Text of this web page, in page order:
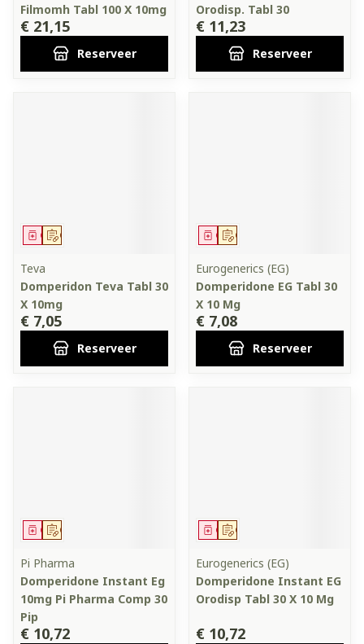
Filmomh Tabl 100 X 10mg
€ 21,15
Reserveer
Orodisp. Tabl 30
€ 11,23
Reserveer
Op voorschrift
Geneesmiddel
Teva
Domperidon Teva Tabl 30
X 10mg
€ 7,05
Reserveer
Op voorschrift
Geneesmiddel
Eurogenerics (EG)
Domperidone EG Tabl 30
X 10 Mg
€ 7,08
Reserveer
Op voorschrift
Geneesmiddel
Pi Pharma
Domperidone Instant Eg
10mg Pi Pharma Comp 30
Pip
€ 10,72
Op voorschrift
Geneesmiddel
Eurogenerics (EG)
Domperidone Instant EG
Orodisp Tabl 30 X 10 Mg
€ 10,72